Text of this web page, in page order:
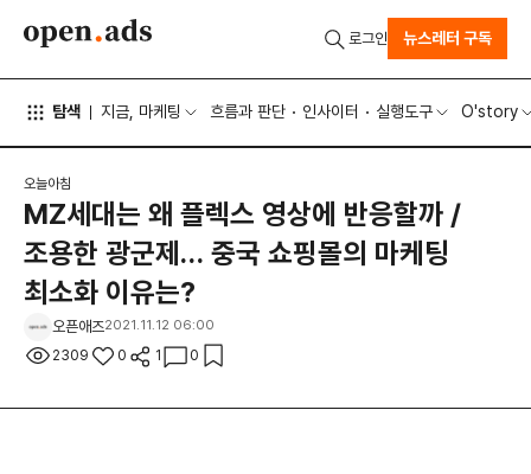
탐색 지금, 마케팅 흐름과 판단 인사이터 실행도구 O'story
로그인 뉴스레터 구독
오늘아침
MZ세대는 왜 플렉스 영상에 반응할까 /
조용한 광군제… 중국 쇼핑몰의 마케팅
최소화 이유는?
오픈애즈2021.11.12 06:00
2309 0 1 0